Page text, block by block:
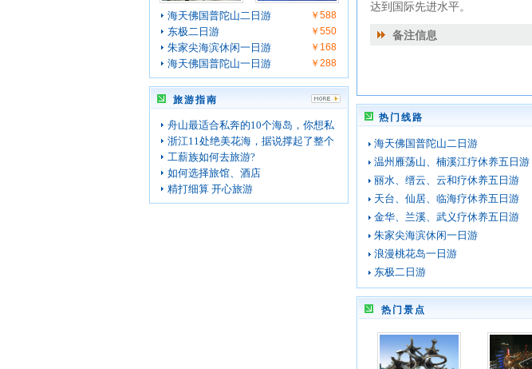
海天佛国普陀山二日游 ￥588
东极二日游 ￥550
朱家尖海滨休闲一日游 ￥168
海天佛国普陀山一日游 ￥288
旅游指南
舟山最适合私奔的10个海岛，你想私
浙江11处绝美花海，据说撑起了整个
工薪族如何去旅游?
如何选择旅馆、酒店
精打细算 开心旅游
达到国际先进水平。
备注信息
热门线路
海天佛国普陀山二日游
温州雁荡山、楠溪江疗休养五日游
丽水、缙云、云和疗休养五日游
天台、仙居、临海疗休养五日游
金华、兰溪、武义疗休养五日游
朱家尖海滨休闲一日游
浪漫桃花岛一日游
东极二日游
热门景点